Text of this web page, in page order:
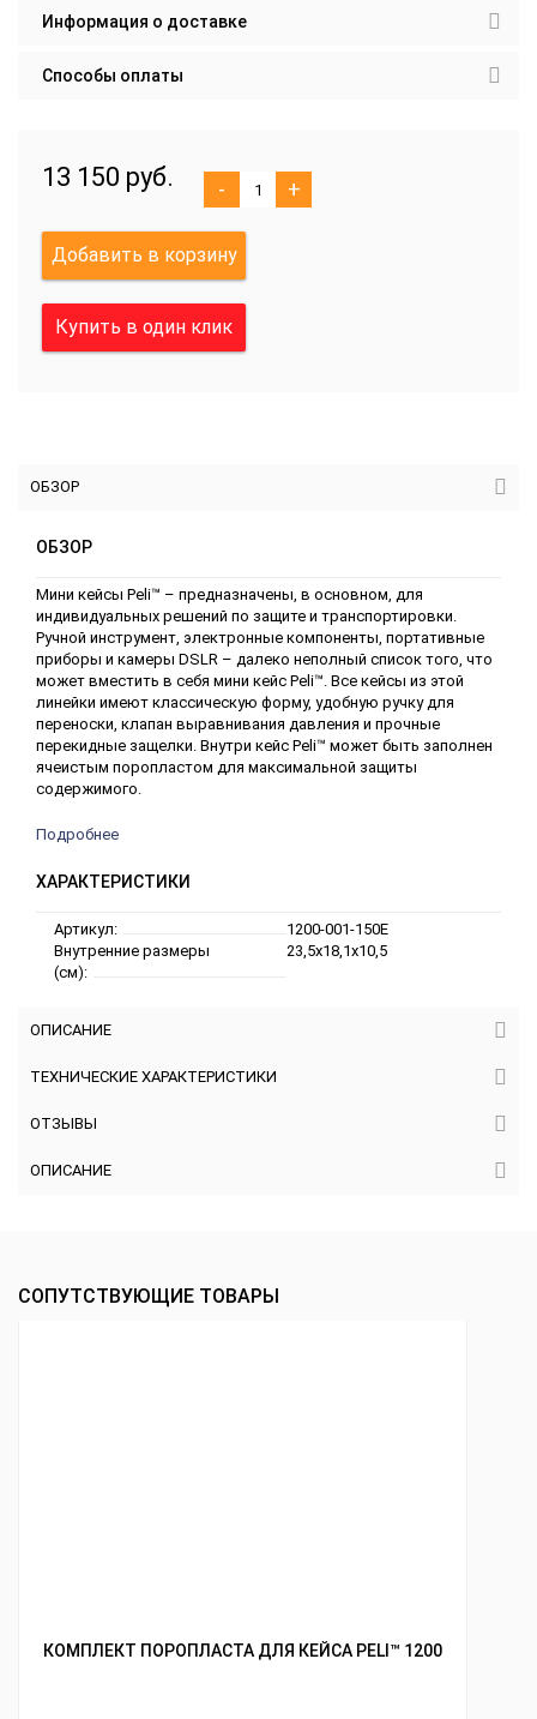
Информация о доставке
Способы оплаты
13 150 руб. - +
Добавить в корзину
Купить в один клик
ОБЗОР
ОБЗОР
Мини кейсы Peli™ – предназначены, в основном, для
индивидуальных решений по защите и транспортировки.
Ручной инструмент, электронные компоненты, портативные
приборы и камеры DSLR – далеко неполный список того, что
может вместить в себя мини кейс Peli™. Все кейсы из этой
линейки имеют классическую форму, удобную ручку для
переноски, клапан выравнивания давления и прочные
перекидные защелки. Внутри кейс Peli™ может быть заполнен
ячеистым поропластом для максимальной защиты
содержимого.
Подробнее
ХАРАКТЕРИСТИКИ
Артикул:
1200-001-150E
Внутренние размеры
(см):
23,5x18,1x10,5
ОПИСАНИЕ
ТЕХНИЧЕСКИЕ ХАРАКТЕРИСТИКИ
ОТЗЫВЫ
ОПИСАНИЕ
СОПУТСТВУЮЩИЕ ТОВАРЫ
КОМПЛЕКТ ПОРОПЛАСТА ДЛЯ КЕЙСА PELI™ 1200